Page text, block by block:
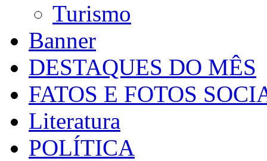
Turismo
Banner
DESTAQUES DO MÊS
FATOS E FOTOS
Literatura
POLÍTICA